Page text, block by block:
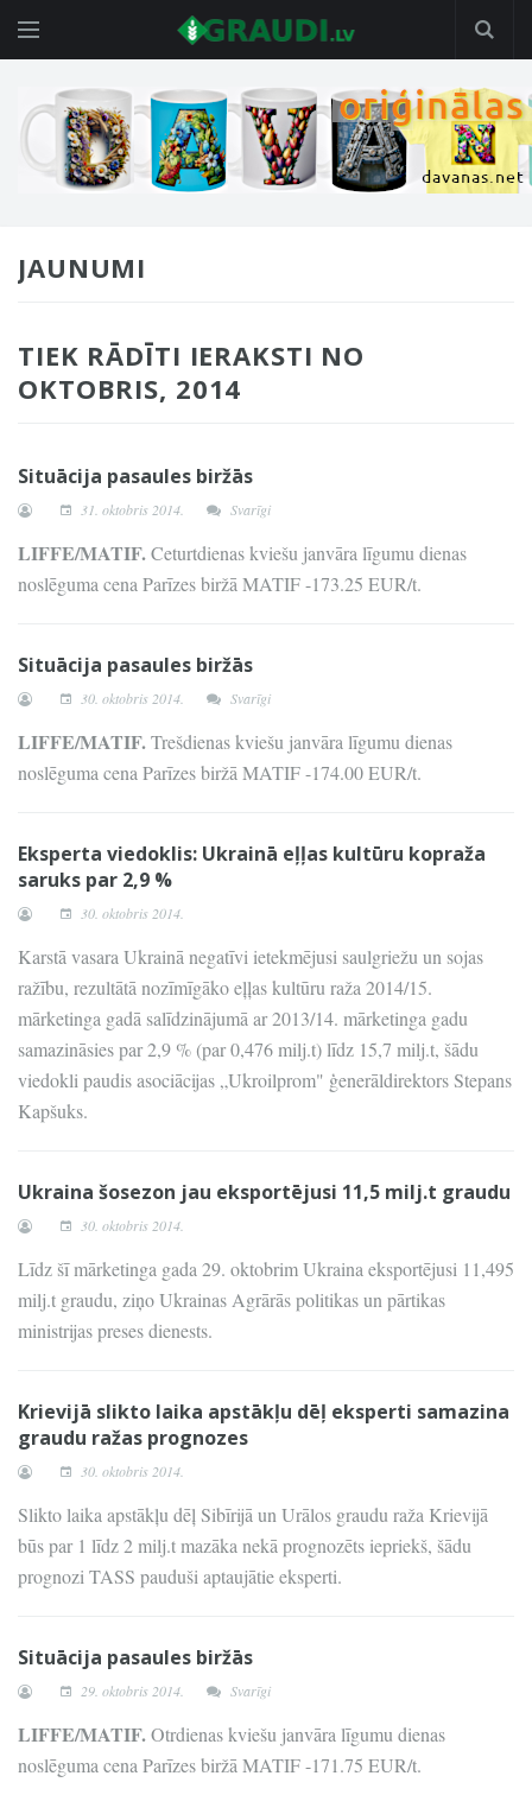
JAUNUMI
TIEK RĀDĪTI IERAKSTI NO
OKTOBRIS, 2014
Situācija pasaules biržās
31. oktobris 2014. Svarīgi
LIFFE/MATIF.Ceturtdienas kviešu janvāra līgumu dienas
noslēguma cena Parīzes biržā MATIF -173.25 EUR/t.
Situācija pasaules biržās
30. oktobris 2014. Svarīgi
LIFFE/MATIF.Trešdienas kviešu janvāra līgumu dienas
noslēguma cena Parīzes biržā MATIF -174.00 EUR/t.
Eksperta viedoklis: Ukrainā eļļas kultūru kopraža
saruks par 2,9 %
30. oktobris 2014.
Karstā vasara Ukrainā negatīvi ietekmējusi saulgriežu un sojas
ražību, rezultātā nozīmīgāko eļļas kultūru raža 2014/15.
mārketinga gadā salīdzinājumā ar 2013/14. mārketinga gadu
samazināsies par 2,9 % (par 0,476 milj.t) līdz 15,7 milj.t, šādu
viedokli paudis asociācijas „Ukroilprom" ģenerāldirektors Stepans
Kapšuks.
Ukraina šosezon jau eksportējusi 11,5 milj.t graudu
30. oktobris 2014.
Līdz šī mārketinga gada 29. oktobrim Ukraina eksportējusi 11,495
milj.t graudu, ziņo Ukrainas Agrārās politikas un pārtikas
ministrijas preses dienests.
Krievijā slikto laika apstākļu dēļ eksperti samazina
graudu ražas prognozes
30. oktobris 2014.
Slikto laika apstākļu dēļ Sibīrijā un Urālos graudu raža Krievijā
būs par 1 līdz 2 milj.t mazāka nekā prognozēts iepriekš, šādu
prognozi TASS pauduši aptaujātie eksperti.
Situācija pasaules biržās
29. oktobris 2014. Svarīgi
LIFFE/MATIF.Otrdienas kviešu janvāra līgumu dienas
noslēguma cena Parīzes biržā MATIF -171.75 EUR/t.